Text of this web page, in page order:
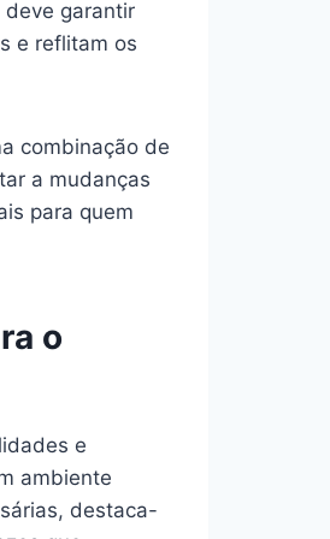
deve garantir
e reflitam os
combinação de
a mudanças
para quem
o
e
ambiente
destaca-